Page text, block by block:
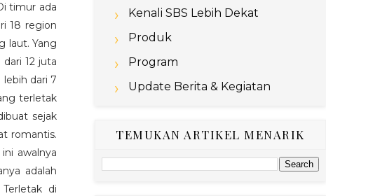
timur ada
18 region
laut. Yang
12 juta
dari 7
terletak
sejak
romantis.
awalnya
adalah
di
Kenali SBS Lebih Dekat
Produk
Program
Update Berita & Kegiatan
TEMUKAN ARTIKEL MENARIK